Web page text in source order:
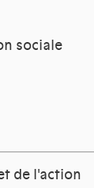
sociale
de l'action